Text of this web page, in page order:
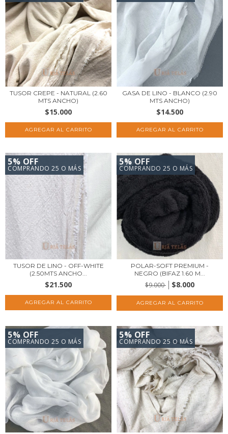
TUSOR CREPE - NATURAL (2.60
MTS ANCHO)
$15.000
GASA DE LINO - BLANCO (2.90
MTS ANCHO)
$14.500
5% OFF
COMPRANDO 25 O MÁS
TUSOR DE LINO - OFF-WHITE
(2.50MTS ANCHO...
$21.500
5% OFF
COMPRANDO 25 O MÁS
POLAR-SOFT PREMIUM -
NEGRO (BIFAZ 1.60 M...
$9.000 $8.000
5% OFF
COMPRANDO 25 O MÁS
5% OFF
COMPRANDO 25 O MÁS